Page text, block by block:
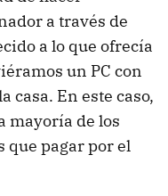
a través de
a lo que ofrecía
un PC con
casa. En este caso,
mayoría de los
que pagar por el